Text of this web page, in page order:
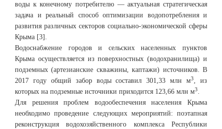
воды к конечному потребителю — актуальная стратегическая
задача и реальный способ оптимизации водопотребления и
развития различных секторов социально-экономической сферы
Крыма [3].
Водоснабжение городов и сельских населенных пунктов
Крыма осуществляется из поверхностных (водохранилища) и
подземных (артезианские скважины, каптажи) источников. В
2017 году общий забор воды составил 301,33 млн м3, из
которых на подземные источники приходится 123,66 млн м3.
Для решения проблем водообеспечения населения Крыма
необходимо проведение следующих мероприятий: поэтапная
реконструкция водохозяйственного комплекса Республики